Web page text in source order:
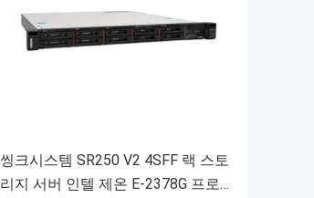
씽크시스템 SR250 V2 4SFF 랙 스토
리지 서버 인텔 제온 E-2378G 프로